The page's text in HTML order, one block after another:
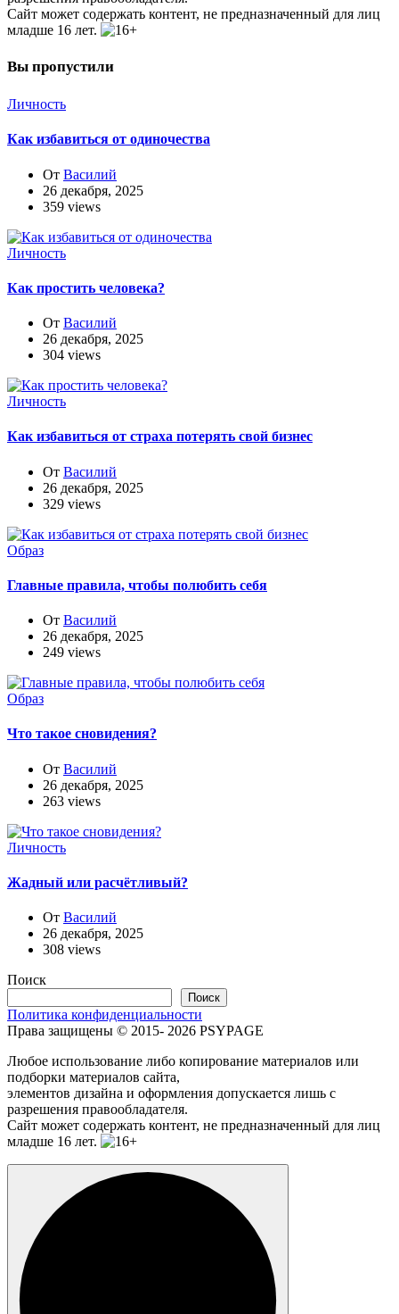
Сайт может содержать контент, не предназначенный для лиц
младше 16 лет.
Вы пропустили
Личность
Как избавиться от одиночества
От Василий
26 декабря, 2025
359 views
Личность
Как простить человека?
От Василий
26 декабря, 2025
304 views
Личность
Как избавиться от страха потерять свой бизнес
От Василий
26 декабря, 2025
329 views
Образ
Главные правила, чтобы полюбить себя
От Василий
26 декабря, 2025
249 views
Образ
Что такое сновидения?
От Василий
26 декабря, 2025
263 views
Личность
Жадный или расчётливый?
От Василий
26 декабря, 2025
308 views
Поиск
Поиск
Политика конфиденциальности
Права защищены © 2015- 2026 PSYPAGE
Любое использование либо копирование материалов или
подборки материалов сайта,
элементов дизайна и оформления допускается лишь с
разрешения правообладателя.
Сайт может содержать контент, не предназначенный для лиц
младше 16 лет.